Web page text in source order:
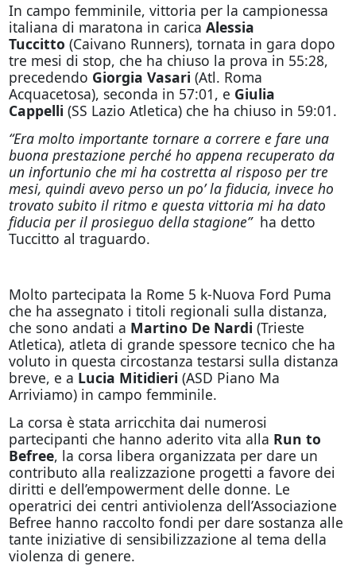
In campo femminile, vittoria per la campionessa
italiana di maratona in carica Alessia
Tuccitto (Caivano Runners), tornata in gara dopo
tre mesi di stop, che ha chiuso la prova in 55:28,
precedendo Giorgia Vasari (Atl. Roma
Acquacetosa), seconda in 57:01, e Giulia
Cappelli (SS Lazio Atletica) che ha chiuso in 59:01.
“Era molto importante tornare a correre e fare una
buona prestazione perché ho appena recuperato da
un infortunio che mi ha costretta al risposo per tre
mesi, quindi avevo perso un po’ la fiducia, invece ho
trovato subito il ritmo e questa vittoria mi ha dato
fiducia per il prosieguo della stagione” ha detto
Tuccitto al traguardo.
Molto partecipata la Rome 5 k-Nuova Ford Puma
che ha assegnato i titoli regionali sulla distanza,
che sono andati a Martino De Nardi (Trieste
Atletica), atleta di grande spessore tecnico che ha
voluto in questa circostanza testarsi sulla distanza
breve, e a Lucia Mitidieri (ASD Piano Ma
Arriviamo) in campo femminile.
La corsa è stata arricchita dai numerosi
partecipanti che hanno aderito vita alla Run to
Befree, la corsa libera organizzata per dare un
contributo alla realizzazione progetti a favore dei
diritti e dell’empowerment delle donne. Le
operatrici dei centri antiviolenza dell’Associazione
Befree hanno raccolto fondi per dare sostanza alle
tante iniziative di sensibilizzazione al tema della
violenza di genere.